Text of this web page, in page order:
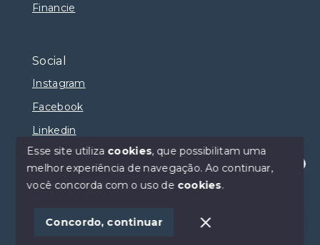
Olá! Estamos disponíveis para te ajudar.
Financie
Social
Instagram
Facebook
Linkedin
© Copyright 2026 - Selma Sumaya Corretora - Todos
SITE PARA IMOBILIARIA
Esse site utiliza cookies, que possibilitam uma
melhor experiência de navegação.Ao continuar,
você concorda com o uso de cookies.
Concordo, continuar